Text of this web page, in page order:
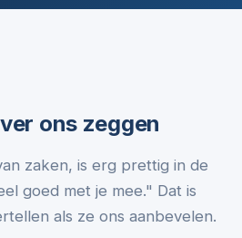
ons zeggen
zaken, is erg prettig in de
goed met je mee." Dat is
als ze ons aanbevelen.